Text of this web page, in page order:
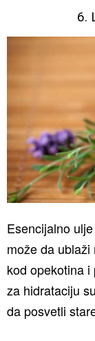
6.
Esencijalno
može da
kod opekotina
za hidrataciju
da posvetli